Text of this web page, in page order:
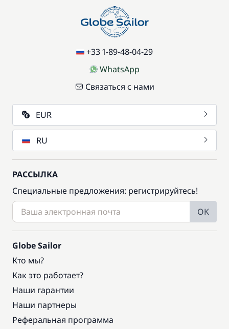
+33 1-89-48-04-29
WhatsApp
Связаться с нами
EUR
RU
РАССЫЛКА
Специальные предложения: регистрируйтесь!
OK
Globe Sailor
Кто мы?
Как это работает?
Наши гарантии
Наши партнеры
Реферальная программа